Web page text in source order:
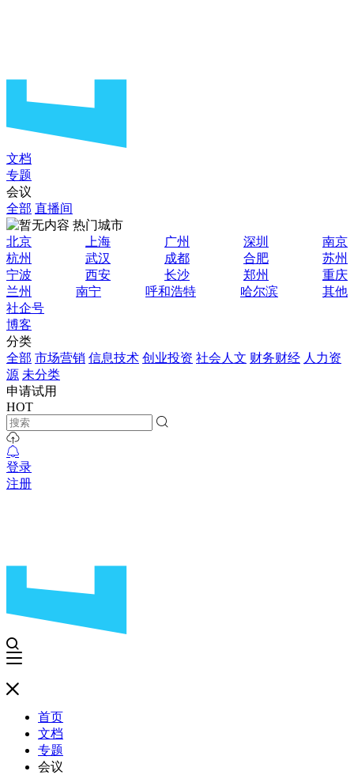
文档
专题
会议
全部 直播间
热门城市
北京
上海 广州 深圳
南京
杭州
武汉 成都 合肥
苏州
宁波
西安 长沙 郑州
重庆
兰州
南宁 呼和浩特 哈尔滨
其他
社企号
博客
分类
全部 市场营销 信息技术 创业投资 社会人文 财务财经 人力资
源 未分类
申请试用
HOT
登录
注册
首页
文档
专题
会议